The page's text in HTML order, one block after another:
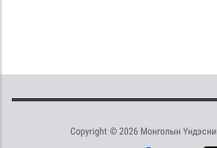
Copyright © 2026 Монголын